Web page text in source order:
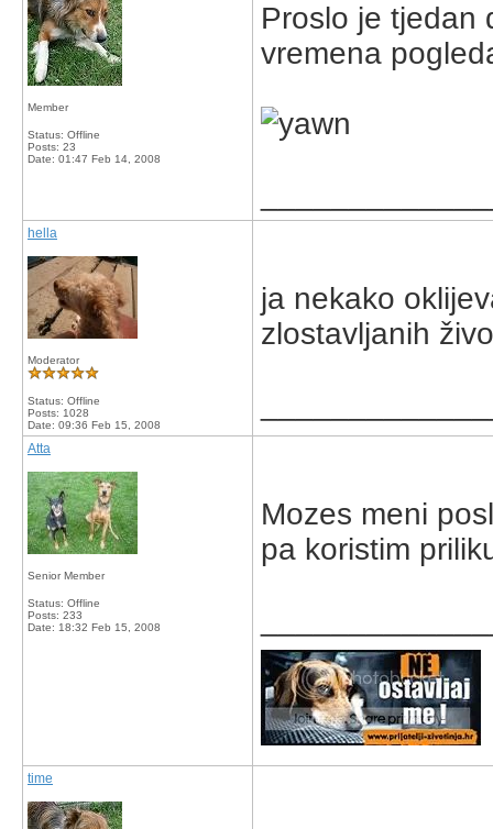
Member
Status: Offline
Posts: 23
Date: 01:47 Feb 14, 2008
Proslo je tjedan
vremena
hella
Moderator
Status: Offline
Posts: 1028
Date: 09:36 Feb 15, 2008
ja nekako
zlostavljanih
Atta
Senior Member
Status: Offline
Posts: 233
Date: 18:32 Feb 15, 2008
Mozes meni
pa koristim
time